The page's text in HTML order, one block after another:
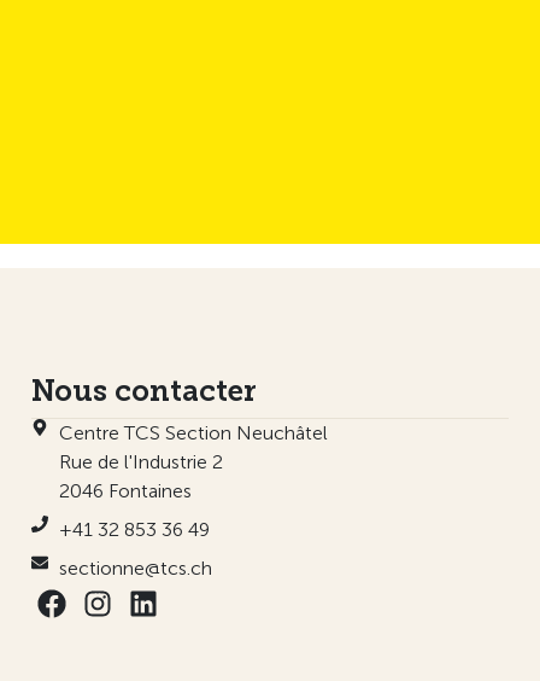
Nous contacter
Centre TCS Section Neuchâtel
Rue de l'Industrie 2
2046 Fontaines
+41 32 853 36 49
sectionne@tcs.ch